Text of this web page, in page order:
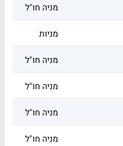
מניה חו"ל
מניות
מניה חו"ל
מניה חו"ל
מניה חו"ל
מניה חו"ל